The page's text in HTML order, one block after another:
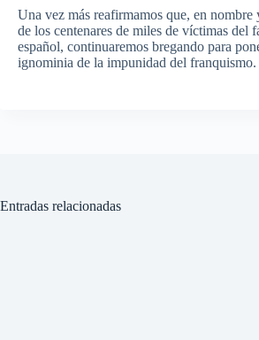
Una vez más reafirmamos que, en nombre
de los centenares de miles de víctimas del
español, continuaremos bregando para
ignominia de la impunidad del franquismo.
Entradas relacionadas